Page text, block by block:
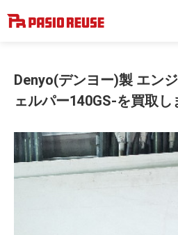
Denyo(デンヨー)製 エン
ェルパー140GS-を買取し